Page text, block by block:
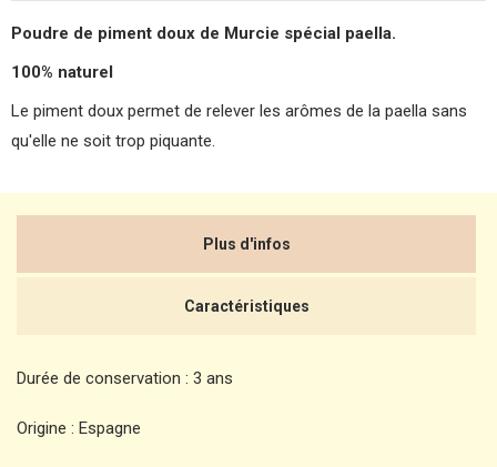
Poudre de piment doux de Murcie spécial paella.
100% naturel
Le piment doux permet de relever les arômes de la paella sans
qu'elle ne soit trop piquante.
Plus d'infos
Caractéristiques
Durée de conservation : 3 ans
Origine : Espagne